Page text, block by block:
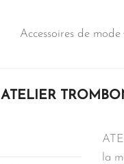
Accessoires de mode
ATELIER
la